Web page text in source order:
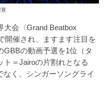
寛
会〈Grand Beatbox
開催され、ますます注目を
GBBの動画予選を1位（タ
ト＝Jairoの片割れとなる
く、シンガーソングライ